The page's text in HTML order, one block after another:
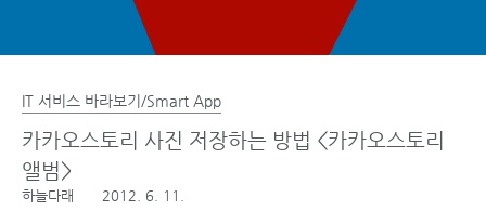
IT 서비스 바라보기/Smart App
카카오스토리 사진 저장하는 방법 <카카오스토리
앨범>
하늘다래 2012. 6. 11.